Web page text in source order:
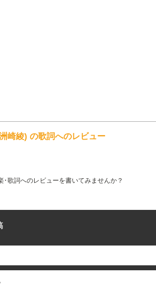
崎綾) の歌詞へのレビュー
･歌詞へのレビューを書いてみませんか？